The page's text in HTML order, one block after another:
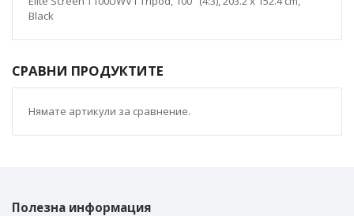
Black
СРАВНИ ПРОДУКТИТЕ
Нямате артикули за сравнение.
Полезна информация